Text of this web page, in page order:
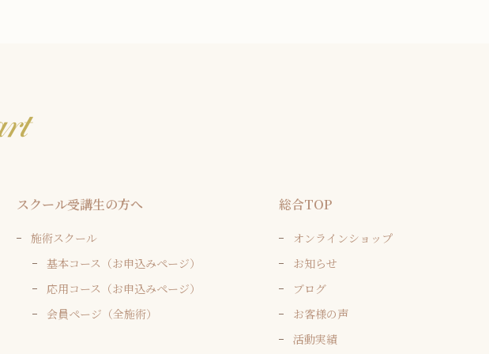
スクール受講生の方へ
施術スクール
基本コース（お申込みページ）
応用コース（お申込みページ）
会員ページ（全施術）
総合TOP
オンラインショップ
お知らせ
ブログ
お客様の声
活動実績